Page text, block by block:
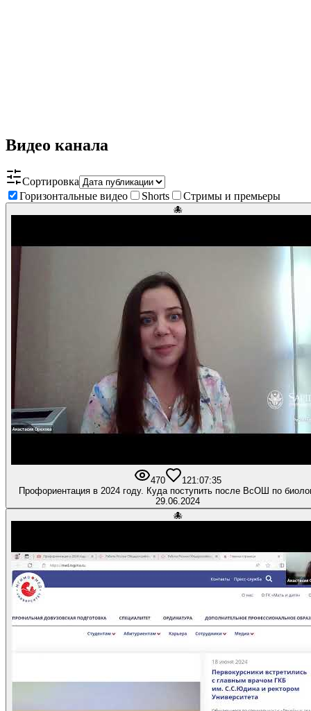
Видео канала
Сортировка
Горизонтальные видео
Shorts Стримы и премьеры
🐙
470 121:07:35
Профориентация в 2024 году. Куда поступить после ВсОШ по
29.06.2024
🐙